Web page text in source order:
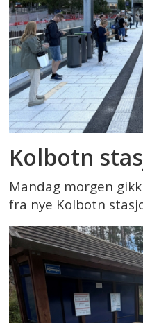
Kolbotn
Mandag morgen
fra nye Kolbotn